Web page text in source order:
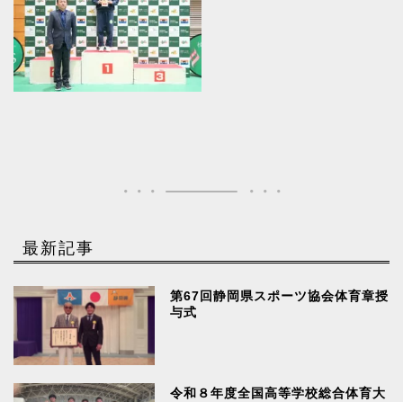
最新記事
第67回静岡県スポーツ協会体育章授
与式
令和８年度全国高等学校総合体育大